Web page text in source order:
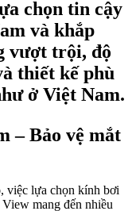
chọn tin cậy
và khắp
vượt trội, độ
thiết kế phù
ở Việt Nam.
– Bảo vệ mắt
việc lựa chọn kính bơi
mang đến nhiều